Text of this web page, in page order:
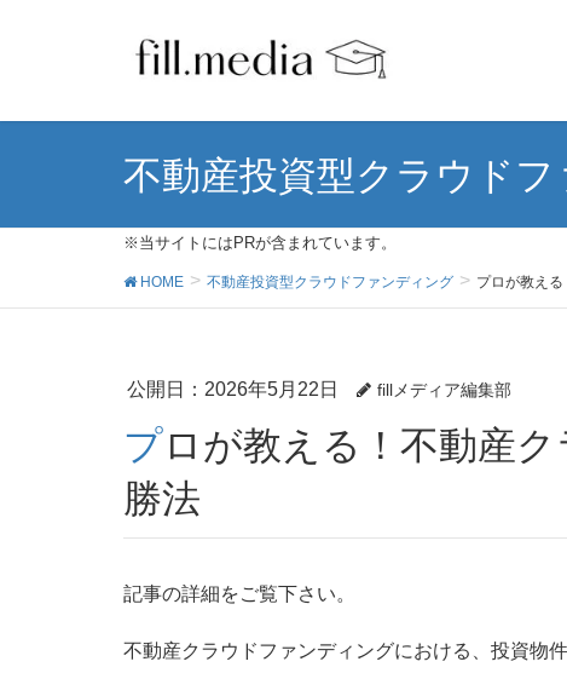
不動産投資型クラウド
※当サイトにはPRが含まれています。
HOME 不動産投資型クラウドファンディング プロが教え
公開日： 2026年5月22日 fillメディア編集部
プロが教える！不動産クラウドファンディング必
勝法
記事の詳細をご覧下さい。
不動産クラウドファンディングにおける、投資物